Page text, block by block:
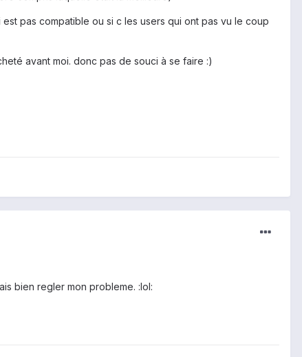
pas compatible ou si c les users qui ont pas vu le coup
avant moi. donc pas de souci à se faire :)
bien regler mon probleme. :lol: